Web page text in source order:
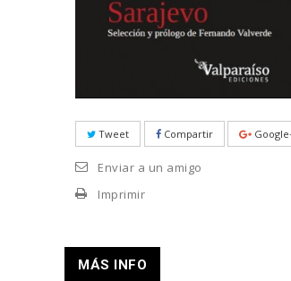
Tweet Compartir
Enviar a un amigo
Imprimir
MÁS INFO